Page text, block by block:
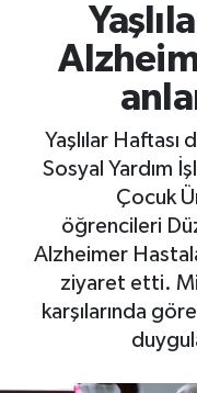
Yaşlılar Haftası
Sosyal Yardım
Çocuk
öğrencileri
Alzheimer
ziyaret etti.
karşılarında